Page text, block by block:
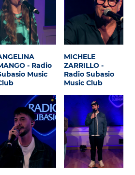
- Radio
Music
MICHELE
ZARRILLO -
Radio Subasio
Music Club